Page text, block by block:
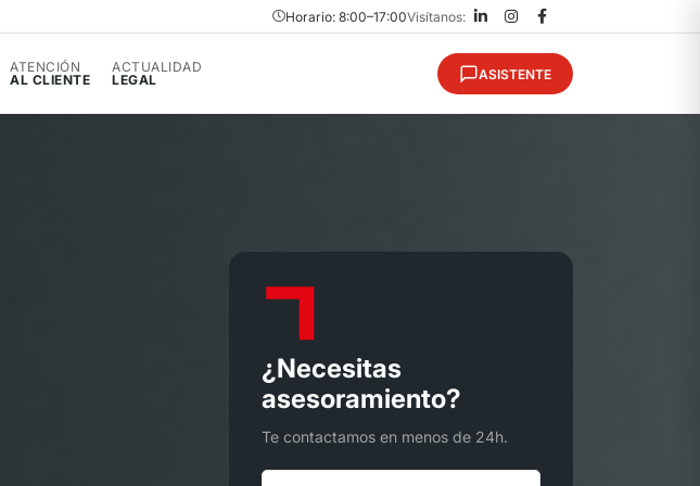
Horario: 8:00–17:00Visítanos:
ATENCIÓN
AL CLIENTE
ACTUALIDAD
LEGAL
ASISTENTE
¿Necesitas
asesoramiento?
Te contactamos en menos de 24h.